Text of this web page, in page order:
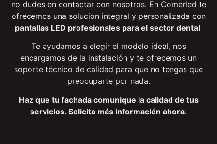
alrededores y quieres dar el siguiente paso en
imagen, visibilidad y comunicación con tus pacientes,
no dudes en contactar con nosotros. En Comerled te
pantallas LED profesionales para el sector dental
Te ayudamos a elegir el modelo ideal, nos
encargamos de la instalación y te ofrecemos un
soporte técnico de calidad para que no tengas que
preocuparte por nada.